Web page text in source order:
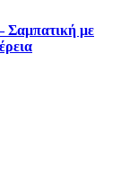
Σαμπατική με